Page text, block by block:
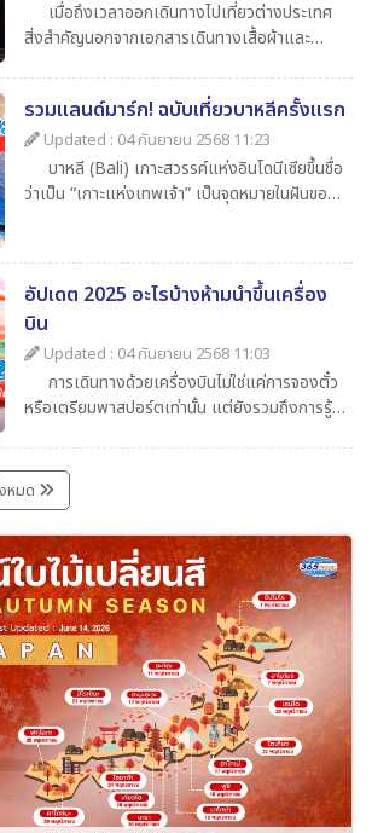
เมื่อถึงเวลาออกเดินทางไปเที่ยวต่างประเทศ
สิ่งสำคัญนอกจากเอกสารเดินทางเสื้อผ้าและ
ว่าต่างจากประเทศไทยกี่ชั่วโมงเพื่อจะได้ปรับ
นาฬิกาให้ตรงตามไทม์โซน และยังช่วยให้สื่อสาร
ตรงกับเมืองไทยโดยในบทความนี้ได้รวบรวมข้อมูล
น่าสนใจเกี่ยวกับเวลาที่ไทยต่างจากประเทศอื่น มา
รวมแลนด์มาร์ก! ฉบับเที่ยวบาหลีครั้งแรก
Updated : 04 กันยายน 2568 11:23
บาหลี (Bali) เกาะสวรรค์แห่งอินโดนีเซียขึ้นชื่อ
ว่าเป็น “เกาะแห่งเทพเจ้า” เป็นจุดหมายในฝันของ
สุด ๆ สำหรับใครที่กำลังจะไปบาหลีครั้งแรกและยัง
ไม่รู้จะเริ่มที่ไหน วันนี้ 365Travel(ทัวร์365วัน) ได้
รวม แลนด์มาร์กห้ามพลาด มาให้แล้ว
อัปเดต 2025 อะไรบ้างห้ามนำขึ้นเครื่อง
บิน
Updated : 04 กันยายน 2568 11:03
การเดินทางด้วยเครื่องบินไม่ใช่แค่การจองตั๋ว
หรือเตรียมพาสปอร์ตเท่านั้น แต่ยังรวมถึงการรู้
ต่อการถูกยึด ปรับ หรือถูกปฏิเสธการเดินทางได้
บทความนี้รวบรวมรายการ ล่าสุดปี 2025 มาให้ได้
เช็กกันก่อนเก็บกระเป๋าเที่ยว เพื่อให้การเดินทาง
ราบรื่นและปลอดภัยที่สุด ไปกับ
365Travel(ทัวร์365วัน)
หมด